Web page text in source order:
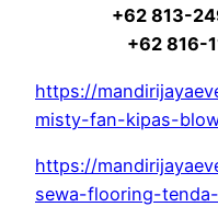
+62 813-
+62 816-
https://
misty-fan-kipas-
https://
sewa-flooring-